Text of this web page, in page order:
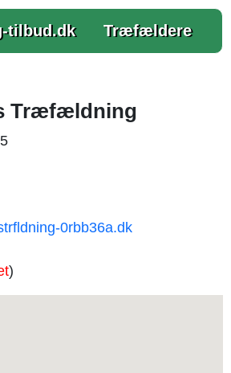
tilbud.dk Træfældere
Træfældning
0rbb36a.dk
)